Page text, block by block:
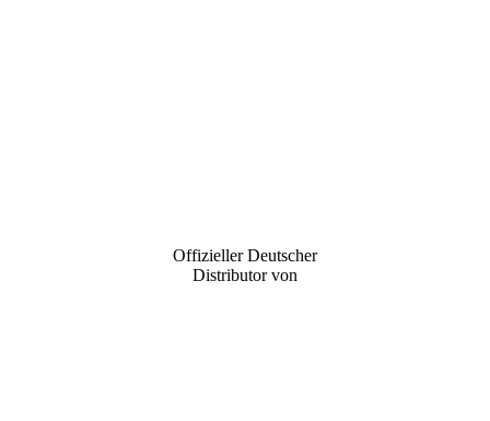
Offizieller Deutscher
Distributor von